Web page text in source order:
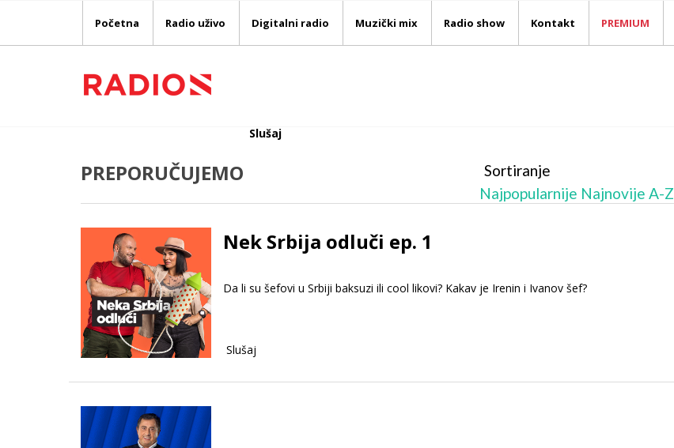
Početna Radio uživo Digitalni radio Muzički mix Radio show Kontakt PREMIUM
Slušaj
PREPORUČUJEMO
Sortiranje
Najpopularnije Najnovije A-Z
Nek Srbija odluči ep. 1
Da li su šefovi u Srbiji baksuzi ili cool likovi? Kakav je Irenin i Ivanov šef?
Slušaj